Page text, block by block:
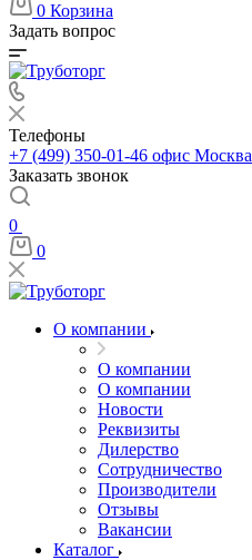
0 Корзина
Задать вопрос
Телефоны
+7 (499) 350-01-46 офис Москва
Заказать звонок
0
0
О компании
О компании
О компании
Новости
Реквизиты
Дилерство
Сотрудничество
Производители
Отзывы
Вакансии
Каталог